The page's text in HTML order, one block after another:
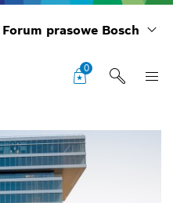
Forum prasowe Bosch
0